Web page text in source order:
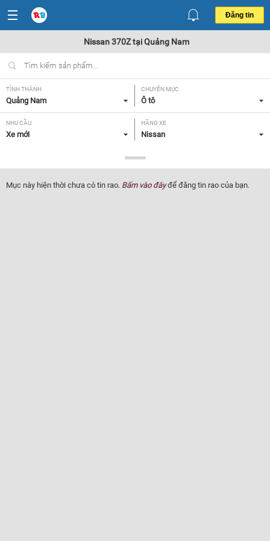
Đăng tin
Nissan 370Z tại Quảng Nam
TỈNH THÀNH
Quảng Nam
CHUYÊN MỤC
Ô tô
NHU CẦU
Xe mới
HÃNG XE
Nissan
370Z
NĂM SẢN XUẤT
Tất cả
GIÁ XE XUẤT XỨ
Mục này hiện thời chưa có tin rao. Bấm vào đâyđể đăng tin rao của bạn.